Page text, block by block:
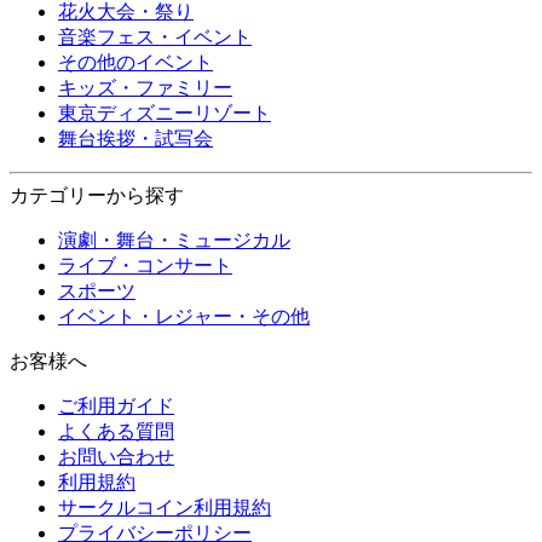
花火大会・祭り
音楽フェス・イベント
その他のイベント
キッズ・ファミリー
東京ディズニーリゾート
舞台挨拶・試写会
カテゴリーから探す
演劇・舞台・ミュージカル
ライブ・コンサート
スポーツ
イベント・レジャー・その他
お客様へ
ご利用ガイド
よくある質問
お問い合わせ
利用規約
サークルコイン利用規約
プライバシーポリシー